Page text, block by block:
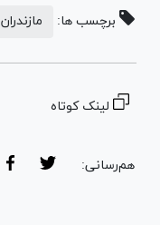
برچسب ها: مازندران
لینک کوتاه
هم‌رسانی: